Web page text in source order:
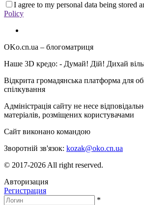
I agree to my personal data being stored
Policy
OKo.cn.ua – блогоматриця
Наше 3D кредо: - Думай! Дій! Дихай
Відкрита громадянська платформа для
спілкування
Адміністрація сайту не несе
матеріалів, розміщених користувачами
Сайт виконано командою
Зворотній зв'язок: kozak@oko.cn.ua
© 2017-2026 All right reserved.
Авторизация
Регистрация
*